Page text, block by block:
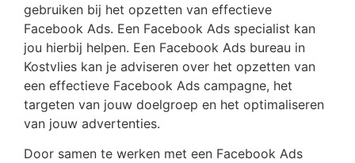
gebruiken bij het opzetten van effectieve
Facebook Ads. Een Facebook Ads specialist kan
jou hierbij helpen. Een Facebook Ads bureau in
Kostvlies kan je adviseren over het opzetten van
een effectieve Facebook Ads campagne, het
targeten van jouw doelgroep en het optimaliseren
van jouw advertenties.
Door samen te werken met een Facebook Ads